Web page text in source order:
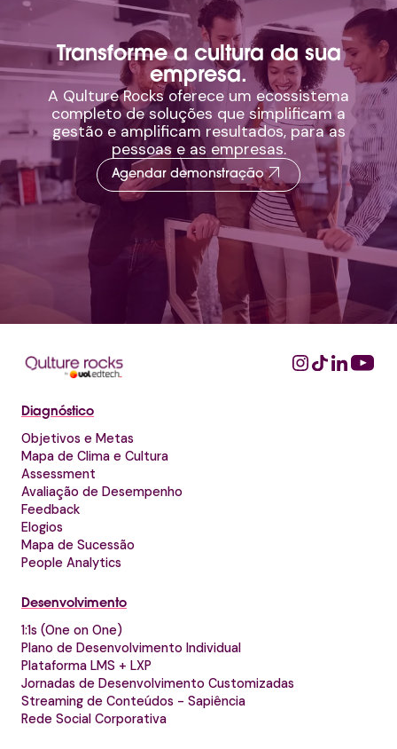
Transforme a cultura da sua
empresa.
A Qulture Rocks oferece um ecossistema
completo de soluções que simplificam a
gestão e amplificam resultados, para as
pessoas e as empresas.
Agendar demonstraçãoarrow_outward
Diagnóstico
Objetivos e Metas
Mapa de Clima e Cultura
Assessment
Avaliação de Desempenho
Feedback
Elogios
Mapa de Sucessão
People Analytics
Desenvolvimento
1:1s (One on One)
Plano de Desenvolvimento Individual
Plataforma LMS + LXP
Jornadas de Desenvolvimento Customizadas
Streaming de Conteúdos - Sapiência
Rede Social Corporativa